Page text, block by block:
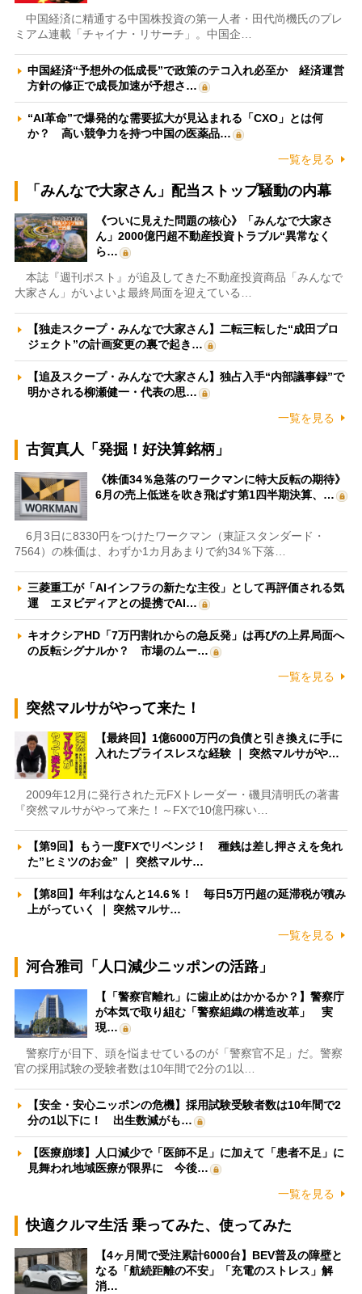
中国経済に精通する中国株投資の第一人者・田代尚機氏のプレ
ミアム連載「チャイナ・リサーチ」。中国企…
中国経済“予想外の低成長”で政策のテコ入れ必至か 経済運営
方針の修正で成長加速が予想さ…
“AI革命”で爆発的な需要拡大が見込まれる「CXO」とは何
か？ 高い競争力を持つ中国の医薬品…
一覧を見る
「みんなで大家さん」配当ストップ騒動の内幕
《ついに見えた問題の核心》「みんなで大家さ
ん」2000億円超不動産投資トラブル“異常なく
ら…
本誌『週刊ポスト』が追及してきた不動産投資商品「みんなで
大家さん」がいよいよ最終局面を迎えている…
【独走スクープ・みんなで大家さん】二転三転した“成田プロ
ジェクト”の計画変更の裏で起き…
【追及スクープ・みんなで大家さん】独占入手“内部議事録”で
明かされる柳瀬健一・代表の思…
一覧を見る
古賀真人「発掘！好決算銘柄」
《株価34％急落のワークマンに特大反転の期待》
6月の売上低迷を吹き飛ばす第1四半期決算、…
6月3日に8330円をつけたワークマン（東証スタンダード・
7564）の株価は、わずか1カ月あまりで約34％下落…
三菱重工が「AIインフラの新たな主役」として再評価される気
運 エヌビディアとの提携でAI…
キオクシアHD「7万円割れからの急反発」は再びの上昇局面へ
の反転シグナルか？ 市場のムー…
一覧を見る
突然マルサがやって来た！
【最終回】1億6000万円の負債と引き換えに手に
入れたプライスレスな経験 ｜ 突然マルサがや…
2009年12月に発行された元FXトレーダー・磯貝清明氏の著書
『突然マルサがやって来た！～FXで10億円稼い…
【第9回】もう一度FXでリベンジ！ 種銭は差し押さえを免れ
た”ヒミツのお金” ｜ 突然マルサ…
【第8回】年利はなんと14.6％！ 毎日5万円超の延滞税が積み
上がっていく ｜ 突然マルサ…
一覧を見る
河合雅司「人口減少ニッポンの活路」
【「警察官離れ」に歯止めはかかるか？】警察庁
が本気で取り組む「警察組織の構造改革」 実
現…
警察庁が目下、頭を悩ませているのが「警察官不足」だ。警察
官の採用試験の受験者数は10年間で2分の1以…
【安全・安心ニッポンの危機】採用試験受験者数は10年間で2
分の1以下に！ 出生数減がも…
【医療崩壊】人口減少で「医師不足」に加えて「患者不足」に
見舞われ地域医療が限界に 今後…
一覧を見る
快適クルマ生活 乗ってみた、使ってみた
【4ヶ月間で受注累計6000台】BEV普及の障壁と
なる「航続距離の不安」「充電のストレス」解
消…